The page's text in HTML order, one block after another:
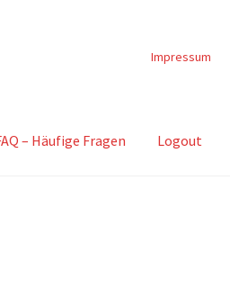
Impressum
– Häufige Fragen Logout